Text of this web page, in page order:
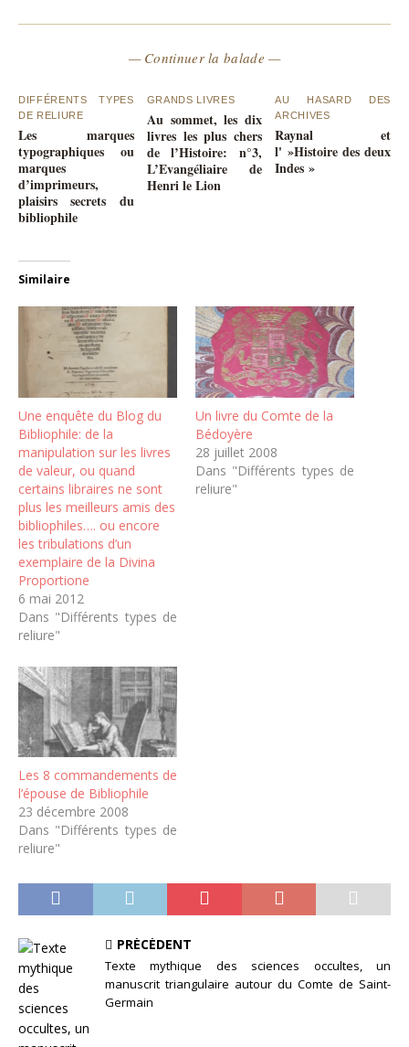
— Continuer la balade —
DIFFÉRENTS TYPES
DE RELIURE
Les marques
typographiques ou
marques
d’imprimeurs,
plaisirs secrets du
bibliophile
GRANDS LIVRES
Au sommet, les dix
livres les plus chers
de l’Histoire: n°3,
L’Evangéliaire de
Henri le Lion
AU HASARD DES
ARCHIVES
Raynal et
l' »Histoire des deux
Indes »
Similaire
Une enquête du Blog du
Bibliophile: de la
manipulation sur les livres
de valeur, ou quand
certains libraires ne sont
plus les meilleurs amis des
bibliophiles…. ou encore
les tribulations d’un
exemplaire de la Divina
Proportione
6 mai 2012
Dans "Différents types de
reliure"
Un livre du Comte de la
Bédoyère
28 juillet 2008
Dans "Différents types de
reliure"
Les 8 commandements de
l’épouse de Bibliophile
23 décembre 2008
Dans "Différents types de
reliure"
PRÉCÉDENT
Texte mythique des sciences occultes, un
manuscrit triangulaire autour du Comte de Saint-
Germain